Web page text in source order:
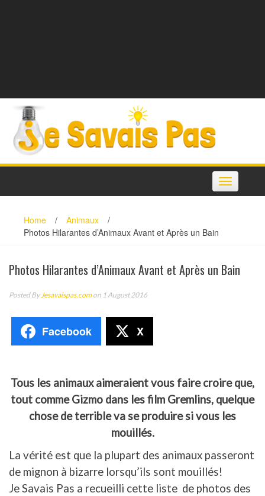
Toggle
navigation
Home / Animaux
/
Photos Hilarantes d’Animaux Avant et Après un Bain
Photos Hilarantes d’Animaux Avant et Après un Bain
Posted ByJesavaispas.comon 1 August 2016
Facebook X
Tous les animaux aimeraient vous faire croire que,
tout comme Gizmo dans les film Gremlins, quelque
chose de terrible va se produire si vous les
mouillés.
La vérité est que la plupart des animaux passeront
de mignon à bizarre lorsqu’ils sont mouillés!
Je Savais Pas a recueilli cette liste de photos des